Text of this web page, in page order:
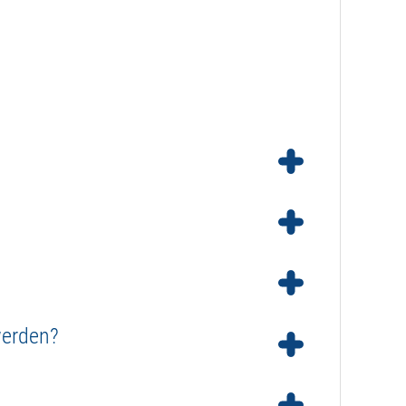
eines elektrischen (Motor)Kugelhahns.